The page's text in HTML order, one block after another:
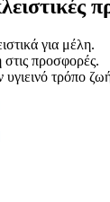
για μέλη.
προσφορές.
τρόπο